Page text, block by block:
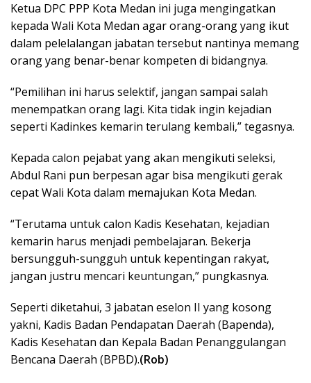
Ketua DPC PPP Kota Medan ini juga mengingatkan
kepada Wali Kota Medan agar orang-orang yang ikut
dalam pelelalangan jabatan tersebut nantinya memang
orang yang benar-benar kompeten di bidangnya.
“Pemilihan ini harus selektif, jangan sampai salah
menempatkan orang lagi. Kita tidak ingin kejadian
seperti Kadinkes kemarin terulang kembali,” tegasnya.
Kepada calon pejabat yang akan mengikuti seleksi,
Abdul Rani pun berpesan agar bisa mengikuti gerak
cepat Wali Kota dalam memajukan Kota Medan.
“Terutama untuk calon Kadis Kesehatan, kejadian
kemarin harus menjadi pembelajaran. Bekerja
bersungguh-sungguh untuk kepentingan rakyat,
jangan justru mencari keuntungan,” pungkasnya.
Seperti diketahui, 3 jabatan eselon II yang kosong
yakni, Kadis Badan Pendapatan Daerah (Bapenda),
Kadis Kesehatan dan Kepala Badan Penanggulangan
Bencana Daerah (BPBD).(Rob)